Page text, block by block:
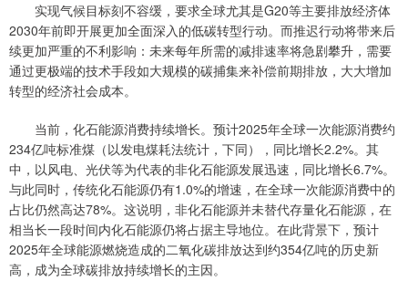
实现气候目标刻不容缓，要求全球尤其是G20等主要排放经济体
2030年前即开展更加全面深入的低碳转型行动。而推迟行动将带来后
续更加严重的不利影响：未来每年所需的减排速率将急剧攀升，需要
通过更极端的技术手段如大规模的碳捕集来补偿前期排放，大大增加
转型的经济社会成本。
当前，化石能源消费持续增长。预计2025年全球一次能源消费约
234亿吨标准煤（以发电煤耗法统计，下同），同比增长2.2%。其
中，以风电、光伏等为代表的非化石能源发展迅速，同比增长6.7%。
与此同时，传统化石能源仍有1.0%的增速，在全球一次能源消费中的
占比仍然高达78%。这说明，非化石能源并未替代存量化石能源，在
相当长一段时间内化石能源仍将占据主导地位。在此背景下，预计
2025年全球能源燃烧造成的二氧化碳排放达到约354亿吨的历史新
高，成为全球碳排放持续增长的主因。